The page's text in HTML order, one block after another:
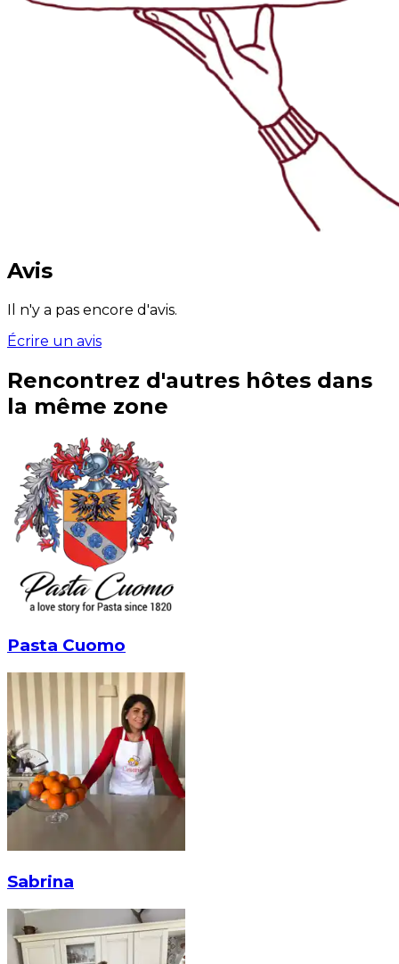
Avis
Il n'y a pas encore d'avis.
Écrire un avis
Rencontrez d'autres hôtes dans
la même zone
Pasta Cuomo
Sabrina